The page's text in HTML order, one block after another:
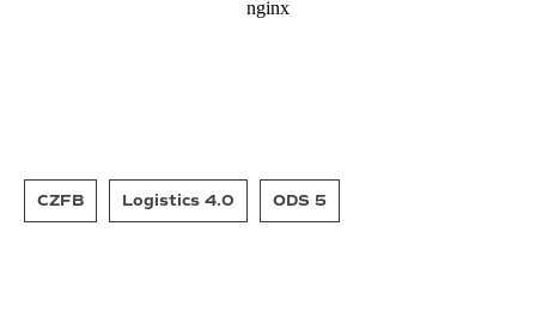
CZFB Logistics 4.0 ODS 5